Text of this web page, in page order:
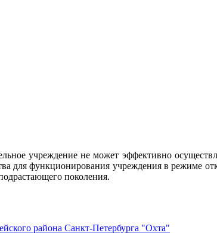
учреждение не может эффективно
для функционирования учреждения в режиме
поколения.
района Санкт-Петербурга "Охта"